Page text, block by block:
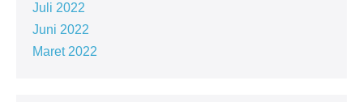
Juli 2022
Juni 2022
Maret 2022